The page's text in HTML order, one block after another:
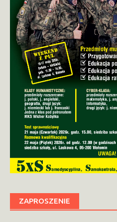
ZAPROSZENIE